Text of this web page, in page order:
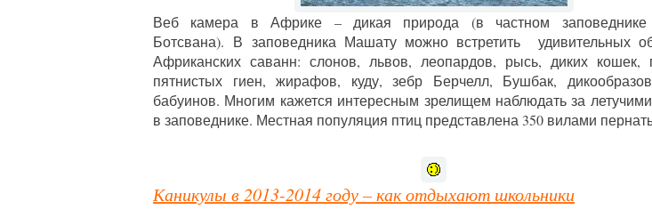
Веб камера в Африке – дикая природа (в частном
Ботсвана). В заповедника Машату можно встретить удивительных
Африканских саванн: слонов, львов, леопардов, рысь, диких кошек,
пятнистых гиен, жирафов, куду, зебр Берчелл, Бушбак,
бабуинов. Многим кажется интересным зрелищем наблюдать за
в заповеднике. Местная популяция птиц представлена 350 вилами
Каникулы в 2013-2014 году – как отдыхают школьники